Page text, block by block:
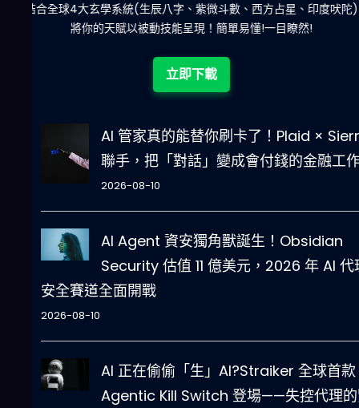
減少超過500萬個低概率中獎組合，提高中獎率
立即下載
AI 管家真的能替你刷卡了！Plaid ×
聯手，把「對話」變成會付錢的金融工
2026-08-10
AI Agent 資安獨角獸誕生！Obsidian
Security 估值 11 億美元，2026 年 AI 代
安全賽道全面開戰
2026-08-10
AI 正在偷偷「生」AI?Straiker 全球首款
Agentic Kill Switch 登場——失控代理